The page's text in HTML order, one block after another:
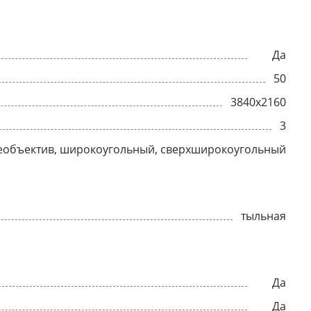
Да
50
3840x2160
3
широкоугольный, сверхширокоугольный
тыльная
Да
Да